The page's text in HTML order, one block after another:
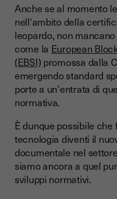
Anche se al momento
nell'ambito della
leopardo, non
come la European
(EBSI) promossa dalla
emergendo standard
porte a un'entrata di
normativa.
È dunque possibile
tecnologia diventi il
documentale nel
siamo ancora a quel
sviluppi normativi.